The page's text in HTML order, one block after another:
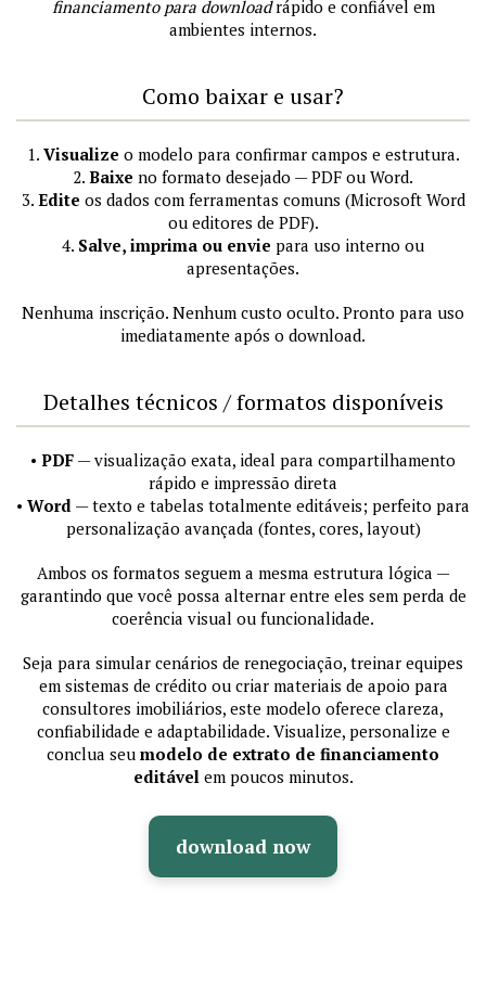
financiamento para downloadrápido e confiável em
ambientes internos.
Como baixar e usar?
1. Visualize o modelo para confirmar campos e estrutura.
2. Baixe no formato desejado — PDF ou Word.
3. Edite os dados com ferramentas comuns (Microsoft Word
ou editores de PDF).
4. Salve, imprima ou envie para uso interno ou
apresentações.
Nenhuma inscrição. Nenhum custo oculto. Pronto para uso
imediatamente após o download.
Detalhes técnicos / formatos disponíveis
• PDF — visualização exata, ideal para compartilhamento
rápido e impressão direta
• Word — texto e tabelas totalmente editáveis; perfeito para
personalização avançada (fontes, cores, layout)
Ambos os formatos seguem a mesma estrutura lógica —
garantindo que você possa alternar entre eles sem perda de
coerência visual ou funcionalidade.
Seja para simular cenários de renegociação, treinar equipes
em sistemas de crédito ou criar materiais de apoio para
consultores imobiliários, este modelo oferece clareza,
confiabilidade e adaptabilidade. Visualize, personalize e
conclua seu modelo de extrato de financiamento
editávelem poucos minutos.
download now